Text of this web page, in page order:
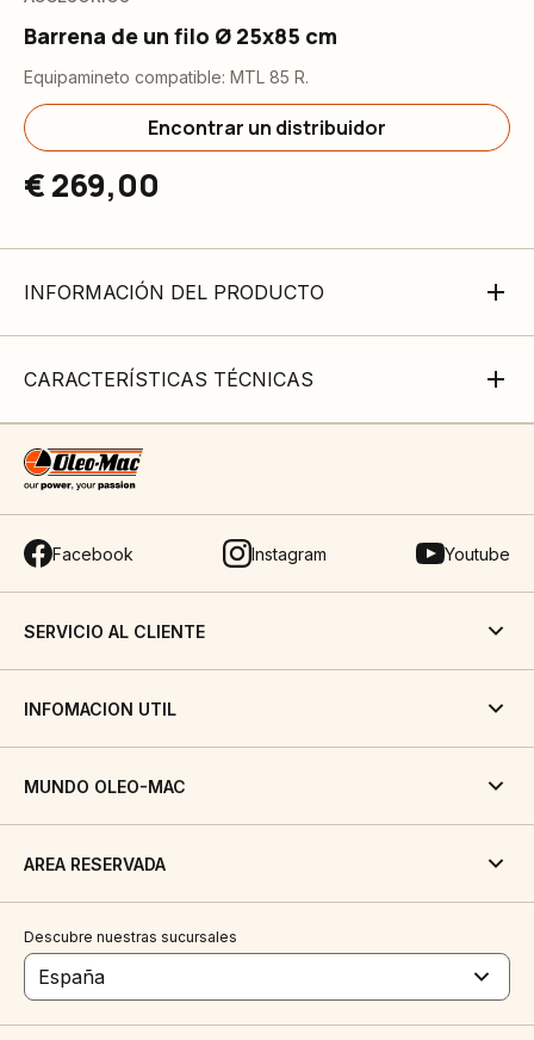
Barrena de un filo Ø 25x85 cm
Equipamineto compatible: MTL 85 R.
Encontrar un distribuidor
€ 269,00
INFORMACIÓN DEL PRODUCTO
CARACTERÍSTICAS TÉCNICAS
Facebook Instagram Youtube
SERVICIO AL CLIENTE
INFOMACION UTIL
MUNDO OLEO-MAC
AREA RESERVADA
Descubre nuestras sucursales
España